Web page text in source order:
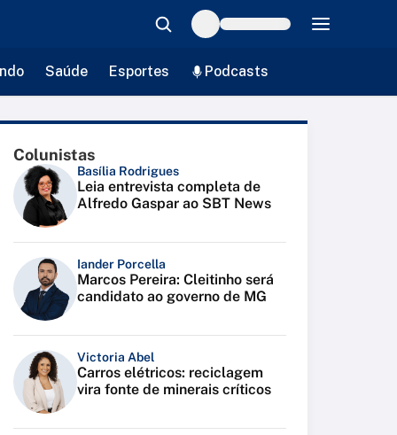
Saúde Esportes Podcasts
Colunistas
Basília Rodrigues
Leia entrevista completa de
Alfredo Gaspar ao SBT News
Iander Porcella
Marcos Pereira: Cleitinho será
candidato ao governo de MG
Victoria Abel
Carros elétricos: reciclagem
vira fonte de minerais críticos